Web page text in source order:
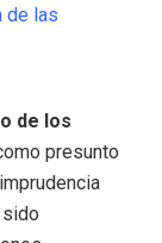
de las
de los
presunto